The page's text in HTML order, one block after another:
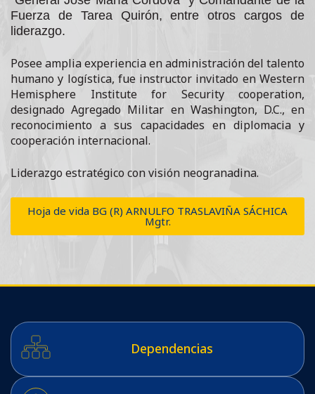
Fuerza de Tarea Quirón, entre otros cargos de
liderazgo.
Posee amplia experiencia en administración del talento
humano y logística, fue instructor invitado en Western
Hemisphere Institute for Security cooperation,
designado Agregado Militar en Washington, D.C., en
reconocimiento a sus capacidades en diplomacia y
cooperación internacional.
Liderazgo estratégico con visión neogranadina.
Hoja de vida BG (R) ARNULFO TRASLAVIÑA SÁCHICA
Mgtr.
Dependencias